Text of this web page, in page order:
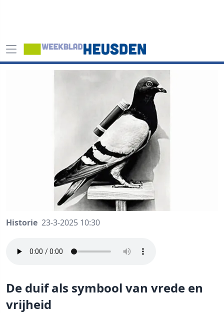
Historie 23-3-2025 10:30
De duif als symbool van vrede en
vrijheid